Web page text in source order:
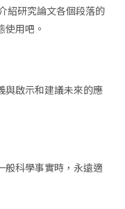
紹研究論文各個段落的
用吧。
與啟示和建議未來的應
般科學事實時，永遠適